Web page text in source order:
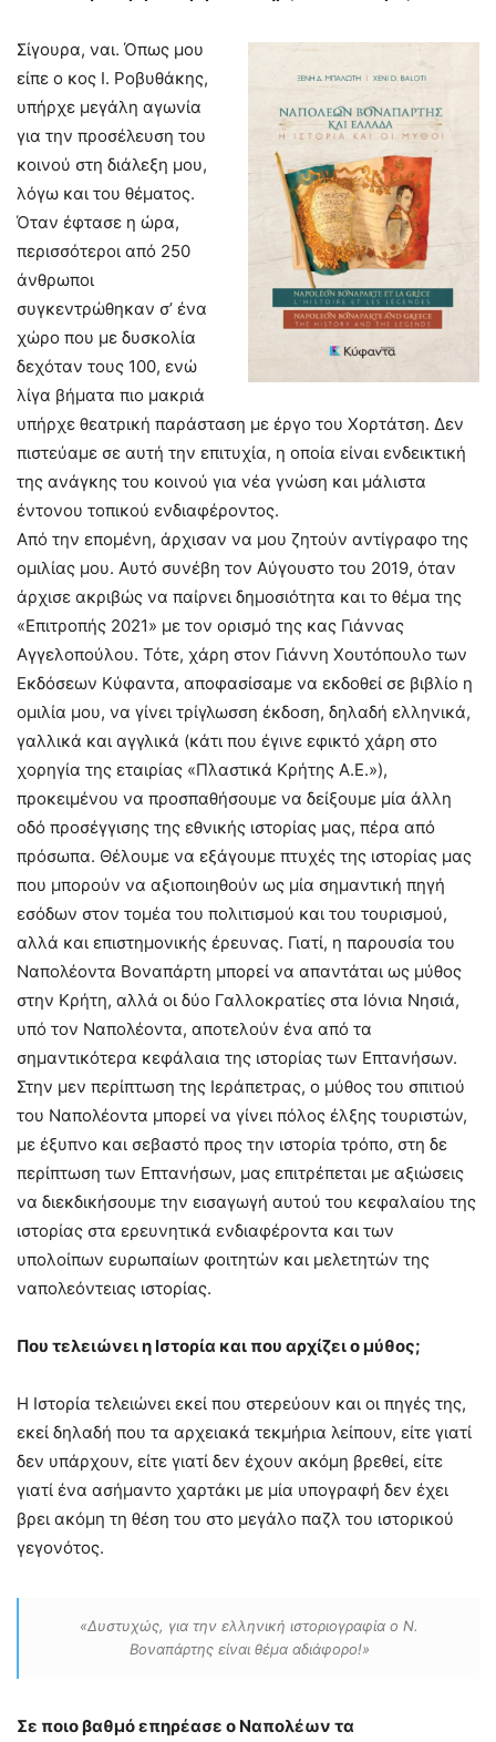
Σίγουρα, ναι. Όπως μου
είπε ο κος Ι. Ροβυθάκης,
υπήρχε μεγάλη αγωνία
για την προσέλευση του
κοινού στη διάλεξη μου,
λόγω και του θέματος.
Όταν έφτασε η ώρα,
περισσότεροι από 250
άνθρωποι
συγκεντρώθηκαν σ’ ένα
χώρο που με δυσκολία
δεχόταν τους 100, ενώ
λίγα βήματα πιο μακριά
υπήρχε θεατρική παράσταση με έργο του Χορτάτση. Δεν
πιστεύαμε σε αυτή την επιτυχία, η οποία είναι ενδεικτική
της ανάγκης του κοινού για νέα γνώση και μάλιστα
έντονου τοπικού ενδιαφέροντος.
Από την επομένη, άρχισαν να μου ζητούν αντίγραφο της
ομιλίας μου. Αυτό συνέβη τον Αύγουστο του 2019, όταν
άρχισε ακριβώς να παίρνει δημοσιότητα και το θέμα της
«Επιτροπής 2021» με τον ορισμό της κας Γιάννας
Αγγελοπούλου. Τότε, χάρη στον Γιάννη Χουτόπουλο των
Εκδόσεων Κύφαντα, αποφασίσαμε να εκδοθεί σε βιβλίο η
ομιλία μου, να γίνει τρίγλωσση έκδοση, δηλαδή ελληνικά,
γαλλικά και αγγλικά (κάτι που έγινε εφικτό χάρη στο
χορηγία της εταιρίας «Πλαστικά Κρήτης Α.Ε.»),
προκειμένου να προσπαθήσουμε να δείξουμε μία άλλη
οδό προσέγγισης της εθνικής ιστορίας μας, πέρα από
πρόσωπα. Θέλουμε να εξάγουμε πτυχές της ιστορίας μας
που μπορούν να αξιοποιηθούν ως μία σημαντική πηγή
εσόδων στον τομέα του πολιτισμού και του τουρισμού,
αλλά και επιστημονικής έρευνας. Γιατί, η παρουσία του
Ναπολέοντα Βοναπάρτη μπορεί να απαντάται ως μύθος
στην Κρήτη, αλλά οι δύο Γαλλοκρατίες στα Ιόνια Νησιά,
υπό τον Ναπολέοντα, αποτελούν ένα από τα
σημαντικότερα κεφάλαια της ιστορίας των Επτανήσων.
Στην μεν περίπτωση της Ιεράπετρας, ο μύθος του σπιτιού
του Ναπολέοντα μπορεί να γίνει πόλος έλξης τουριστών,
με έξυπνο και σεβαστό προς την ιστορία τρόπο, στη δε
περίπτωση των Επτανήσων, μας επιτρέπεται με αξιώσεις
να διεκδικήσουμε την εισαγωγή αυτού του κεφαλαίου της
ιστορίας στα ερευνητικά ενδιαφέροντα και των
υπολοίπων ευρωπαίων φοιτητών και μελετητών της
ναπολεόντειας ιστορίας.
Που τελειώνει η Ιστορία και που αρχίζει ο μύθος;
Η Ιστορία τελειώνει εκεί που στερεύουν και οι πηγές της,
εκεί δηλαδή που τα αρχειακά τεκμήρια λείπουν, είτε γιατί
δεν υπάρχουν, είτε γιατί δεν έχουν ακόμη βρεθεί, είτε
γιατί ένα ασήμαντο χαρτάκι με μία υπογραφή δεν έχει
βρει ακόμη τη θέση του στο μεγάλο παζλ του ιστορικού
γεγονότος.
«Δυστυχώς, για την ελληνική ιστοριογραφία ο Ν.
Βοναπάρτης είναι θέμα αδιάφορο!»
Σε ποιο βαθμό επηρέασε ο Ναπολέων τα